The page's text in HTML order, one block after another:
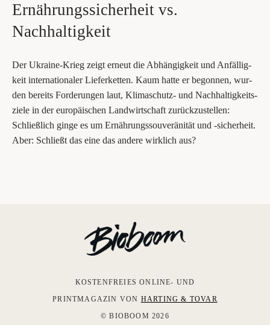
Ernäh­rungs­si­cher­heit vs.
Nachhaltigkeit
Der Ukrai­ne-Krieg zeigt erneut die Abhän­gig­keit und Anfäl­lig­
keit inter­na­tio­na­ler Lie­fer­ket­ten. Kaum hat­te er begon­nen, wur­
den bereits For­de­run­gen laut, Kli­ma­schutz- und Nach­hal­tig­keits­
zie­le in der euro­päi­schen Land­wirt­schaft zurück­zu­stel­len:
Schließ­lich gin­ge es um Ernäh­rungs­sou­ve­rä­ni­tät und ‑sicher­heit.
Aber: Schließt das eine das ande­re wirk­lich aus?
KOSTENFREIES ONLINE- UND
PRINTMAGAZIN VON HARTING & TOVAR
© BIOBOOM 2026